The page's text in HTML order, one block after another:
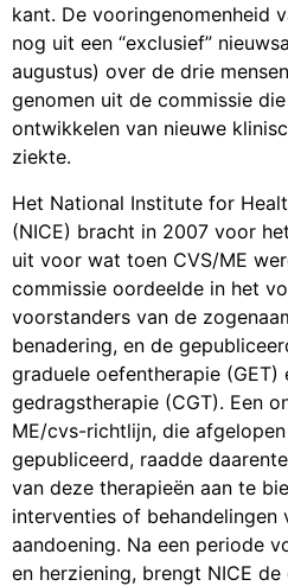
kant. De vooringenomenheid
nog uit een “exclusief”
augustus) over de drie
genomen uit de commissie
ontwikkelen van nieuwe
ziekte.
Het National Institute for
(NICE) bracht in 2007 voor
uit voor wat toen CVS/ME
commissie oordeelde in het
voorstanders van de
benadering, en de
graduele oefentherapie (GET)
gedragstherapie (CGT). Een
ME/cvs-richtlijn, die
gepubliceerd, raadde
van deze therapieën aan te
interventies of
aandoening. Na een periode
en herziening, brengt NICE